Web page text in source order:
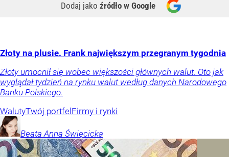
Dodaj jako źródło w Google
Złoty na plusie. Frank największym przegranym tygodnia
Złoty umocnił się wobec większości głównych walut. Oto jak
wyglądał tydzień na rynku walut według danych Narodowego
Banku Polskiego.
WalutyTwój portfel Firmy i rynki
Beata Anna Święcicka